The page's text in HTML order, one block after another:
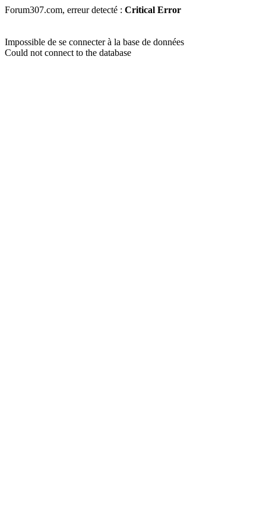
Forum307.com, erreur detecté : Critical Error
Impossible de se connecter à la base de données
Could not connect to the database